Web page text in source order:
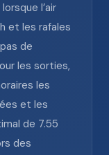
l’air
et les rafales
de
les sorties,
les
et les
de 7.55
des